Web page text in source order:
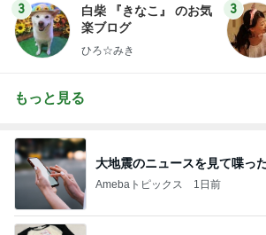
3
白柴 『きなこ』 のお気
楽ブログ
ひろ☆みき
3
もっと見る
大地震のニュースを見て喋っ
Amebaトピックス 1日前